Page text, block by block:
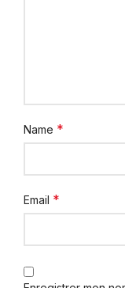
Name *
Email *